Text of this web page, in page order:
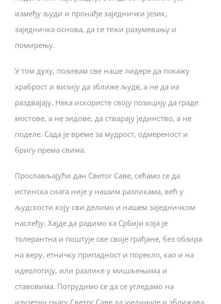
између људи и пронађе заједнички језик,
заједничка основа, да се тежи разумевању и
помирењу.
У том духу, позивам све наше лидере да покажу
храброст и визију да зближе људе, а не да их
раздвајају. Нека искористе своју позицију да граде
мостове, а не зидове, да стварају јединство, а не
поделе. Сада је време за мудрост, одмереност и
бригу према свима.
Прослављајући дан Светог Саве, сећамо се да
истинска снага није у нашим разликама, већ у
људскости коју сви делимо и нашем заједничком
наслеђу. Хајде да радимо ка Србији која је
толерантна и поштује све своје грађане, без обзира
на веру, етничку припадност и порекло, као и на
идеологију, или разлике у мишљењима и
ставовима. Потрудимо се да се угледамо на
изузетну снагу Светог Саве да уједињује и зближава